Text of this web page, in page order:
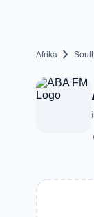
Afrika chevron_right